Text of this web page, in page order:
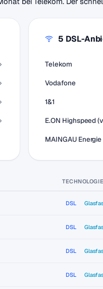
5 DSL-
Telekom
Vodafone
1&1
E.ON Highspeed
MAINGAU Energie
TECHNOLOGIE
DSL
DSL
DSL
DSL